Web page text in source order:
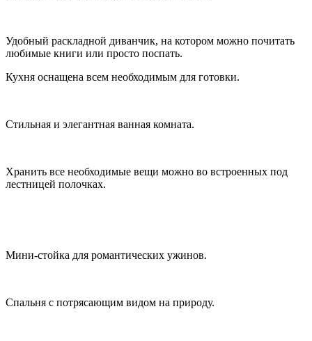
Удобный раскладной диванчик, на котором можно почитать
любимые книги или просто поспать.
Кухня оснащена всем необходимым для готовки.
Стильная и элегантная ванная комната.
Хранить все необходимые вещи можно во встроенных под
лестницей полочках.
Мини-стойка для романтических ужинов.
Спальня с потрясающим видом на природу.